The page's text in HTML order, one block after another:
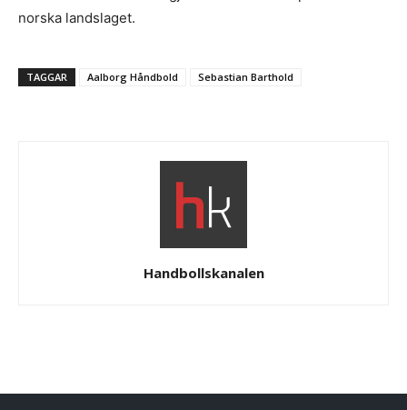
norska landslaget.
TAGGAR Aalborg Håndbold Sebastian Barthold
Handbollskanalen